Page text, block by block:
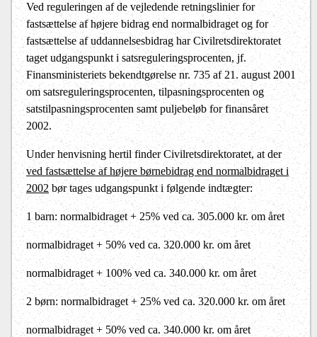
Ved reguleringen af de vejledende retningslinier for
fastsættelse af højere bidrag end normalbidraget og for
fastsættelse af uddannelsesbidrag har Civilretsdirektoratet
taget udgangspunkt i satsreguleringsprocenten, jf.
Finansministeriets bekendtgørelse nr. 735 af 21. august 2001
om satsreguleringsprocenten, tilpasningsprocenten og
satstilpasningsprocenten samt puljebeløb for finansåret
2002.
Under henvisning hertil finder Civilretsdirektoratet, at der
ved fastsættelse af højere børnebidrag end normalbidraget i
2002bør tages udgangspunkt i følgende indtægter:
1 barn: normalbidraget + 25% ved ca. 305.000 kr. om året
normalbidraget + 50% ved ca. 320.000 kr. om året
normalbidraget + 100% ved ca. 340.000 kr. om året
2 børn: normalbidraget + 25% ved ca. 320.000 kr. om året
normalbidraget + 50% ved ca. 340.000 kr. om året